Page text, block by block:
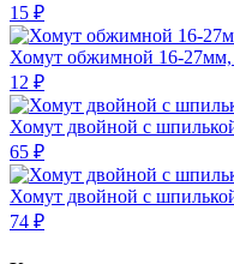
15 ₽
Хомут обжимной 16-
12 ₽
Хомут двойной с
65 ₽
Хомут двойной с
74 ₽